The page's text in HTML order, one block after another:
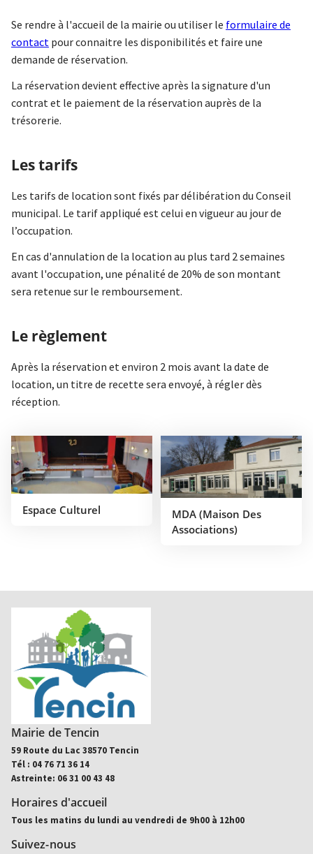
Se rendre à l'accueil de la mairie ou utiliser le formulaire de
contact pour connaitre les disponibilités et faire une
demande de réservation.
La réservation devient effective après la signature d'un
contrat et le paiement de la réservation auprès de la
trésorerie.
Les tarifs
Les tarifs de location sont fixés par délibération du Conseil
municipal. Le tarif appliqué est celui en vigueur au jour de
l’occupation.
En cas d'annulation de la location au plus tard 2 semaines
avant l'occupation, une pénalité de 20% de son montant
sera retenue sur le remboursement.
Le règlement
Après la réservation et environ 2 mois avant la date de
location, un titre de recette sera envoyé, à régler dès
réception.
Espace Culturel
MDA (Maison Des
Associations)
Mairie de Tencin
59 Route du Lac 38570 Tencin
Tél : 04 76 71 36 14
Astreinte: 06 31 00 43 48
Horaires d'accueil
Tous les matins du lundi au vendredi de 9h00 à 12h00
Suivez-nous